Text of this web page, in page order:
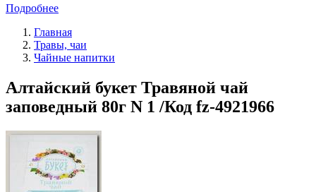
Подробнее
Главная
Травы, чаи
Чайные напитки
Алтайский букет Травяной чай
заповедный 80г N 1 /Код fz-4921966